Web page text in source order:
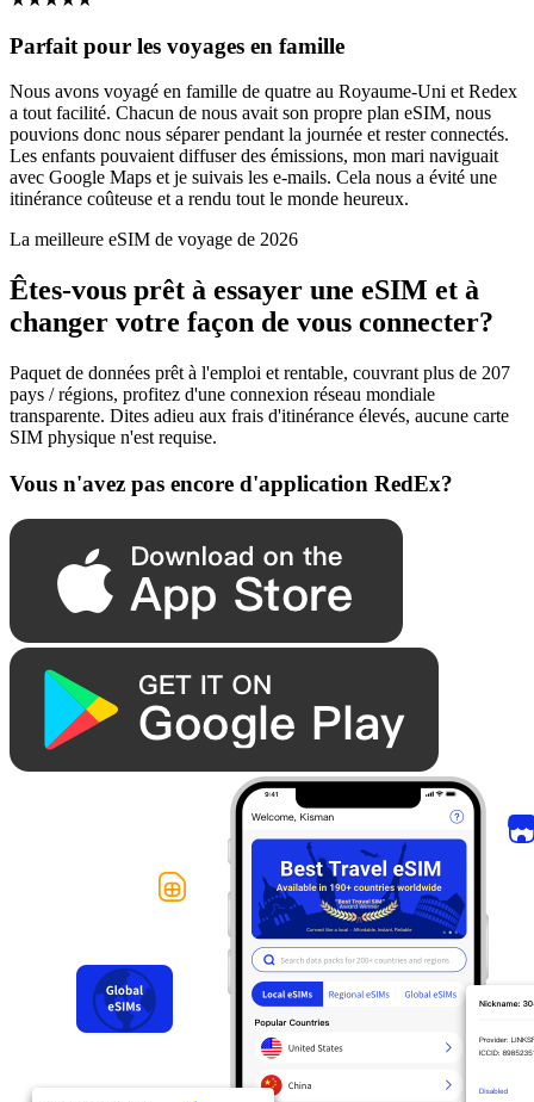
Parfait pour les voyages en famille
Nous avons voyagé en famille de quatre au Royaume-Uni et Redex
a tout facilité. Chacun de nous avait son propre plan eSIM, nous
pouvions donc nous séparer pendant la journée et rester connectés.
Les enfants pouvaient diffuser des émissions, mon mari naviguait
avec Google Maps et je suivais les e-mails. Cela nous a évité une
itinérance coûteuse et a rendu tout le monde heureux.
La meilleure eSIM de voyage de 2026
Êtes-vous prêt à essayer une eSIM et à
changer votre façon de vous connecter?
Paquet de données prêt à l'emploi et rentable, couvrant plus de 207
pays / régions, profitez d'une connexion réseau mondiale
transparente. Dites adieu aux frais d'itinérance élevés, aucune carte
SIM physique n'est requise.
Vous n'avez pas encore d'application RedEx?